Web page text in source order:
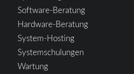
Software-Beratung
Hardware-Beratung
System-Hosting
Systemschulungen
Wartung